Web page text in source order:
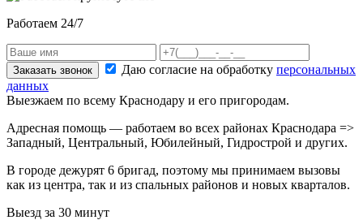
Работаем 24/7
Заказать звонок Даю согласие на обработку персональных
данных
Выезжаем по всему Краснодару и его пригородам.
Адресная помощь — работаем во всех районах Краснодара =>
Западный, Центральный, Юбилейный, Гидрострой и других.
В городе дежурят 6 бригад, поэтому мы принимаем вызовы
как из центра, так и из спальных районов и новых кварталов.
Выезд за 30 минут